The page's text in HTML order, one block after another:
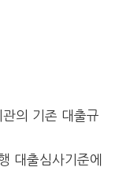
의 기존 대출규
대출심사기준에